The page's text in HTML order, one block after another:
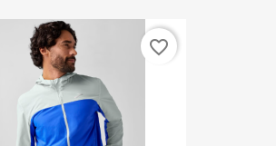
favorite_border